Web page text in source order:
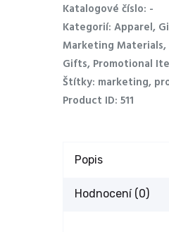
Katalogové číslo: -
Kategorií: Apparel,
Marketing Materials,
Gifts, Promotional
Štítky: marketing,
Product ID: 511
Popis
Hodnocení (0)